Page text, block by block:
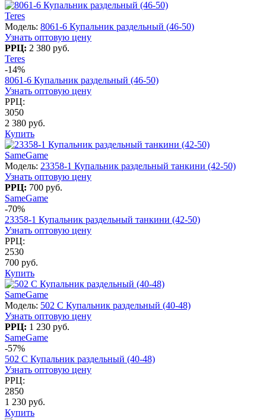
Teres
Модель: 8061-6 Купальник раздельный (46-50)
Узнать оптовую цену
РРЦ: 2 380 руб.
Teres
-14%
8061-6 Купальник раздельный (46-50)
Узнать оптовую цену
РРЦ:
3050
2 380 руб.
Купить
SameGame
Модель: 23358-1 Купальник раздельный танкини (42-50)
Узнать оптовую цену
РРЦ: 700 руб.
SameGame
-70%
23358-1 Купальник раздельный танкини (42-50)
Узнать оптовую цену
РРЦ:
2530
700 руб.
Купить
SameGame
Модель: 502 C Купальник раздельный (40-48)
Узнать оптовую цену
РРЦ: 1 230 руб.
SameGame
-57%
502 C Купальник раздельный (40-48)
Узнать оптовую цену
РРЦ:
2850
1 230 руб.
Купить